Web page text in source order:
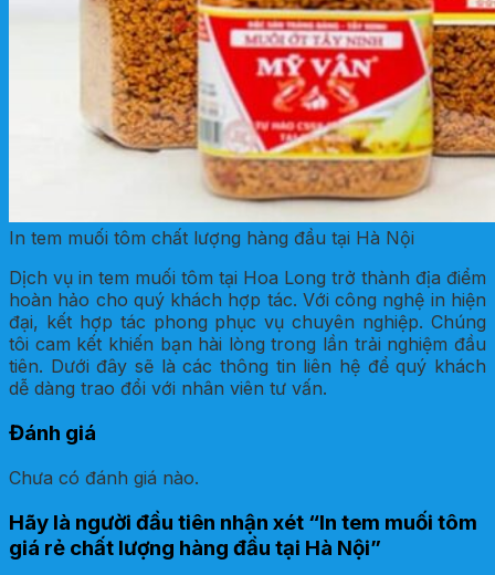
In tem muối tôm chất lượng hàng đầu tại Hà Nội
Dịch vụ in tem muối tôm tại Hoa Long trở thành địa điểm
hoàn hảo cho quý khách hợp tác. Với công nghệ in hiện
đại, kết hợp tác phong phục vụ chuyên nghiệp. Chúng
tôi cam kết khiến bạn hài lòng trong lần trải nghiệm đầu
tiên. Dưới đây sẽ là các thông tin liên hệ để quý khách
dễ dàng trao đổi với nhân viên tư vấn.
Đánh giá
Chưa có đánh giá nào.
Hãy là người đầu tiên nhận xét “In tem muối tôm
giá rẻ chất lượng hàng đầu tại Hà Nội”